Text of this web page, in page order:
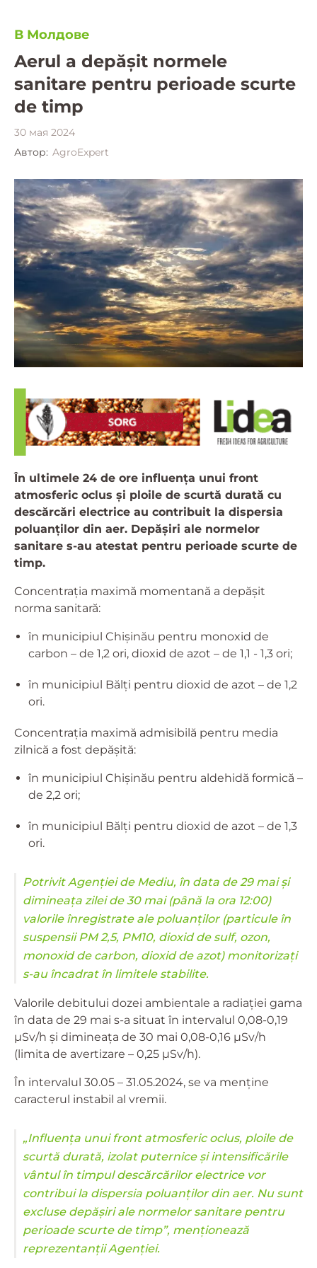
В Молдове
Aerul a depășit normele
sanitare pentru perioade scurte
de timp
30 мая 2024
Автор: AgroExpert
În ultimele 24 de ore influența unui front
atmosferic oclus și ploile de scurtă durată cu
descărcări electrice au contribuit la dispersia
poluanților din aer. Depășiri ale normelor
sanitare s-au atestat pentru perioade scurte de
timp.
Concentrația maximă momentană a depășit
norma sanitară:
în municipiul Chișinău pentru monoxid de
carbon – de 1,2 ori, dioxid de azot – de 1,1 - 1,3 ori;
în municipiul Bălți pentru dioxid de azot – de 1,2
ori.
Concentrația maximă admisibilă pentru media
zilnică a fost depășită:
în municipiul Chișinău pentru aldehidă formică –
de 2,2 ori;
în municipiul Bălți pentru dioxid de azot – de 1,3
ori.
Potrivit Agenției de Mediu, în data de 29 mai și
dimineața zilei de 30 mai (până la ora 12:00)
valorile înregistrate ale poluanților (particule în
suspensii PM 2,5, PM10, dioxid de sulf, ozon,
monoxid de carbon, dioxid de azot) monitorizați
s-au încadrat în limitele stabilite.
Valorile debitului dozei ambientale a radiației gama
în data de 29 mai s-a situat în intervalul 0,08-0,19
μSv/h și dimineața de 30 mai 0,08-0,16 μSv/h
(limita de avertizare – 0,25 μSv/h).
În intervalul 30.05 – 31.05.2024, se va menține
caracterul instabil al vremii.
„Influența unui front atmosferic oclus, ploile de
scurtă durată, izolat puternice și intensificările
vântul în timpul descărcărilor electrice vor
contribui la dispersia poluanților din aer. Nu sunt
excluse depășiri ale normelor sanitare pentru
perioade scurte de timp”, menționează
reprezentanții Agenției.